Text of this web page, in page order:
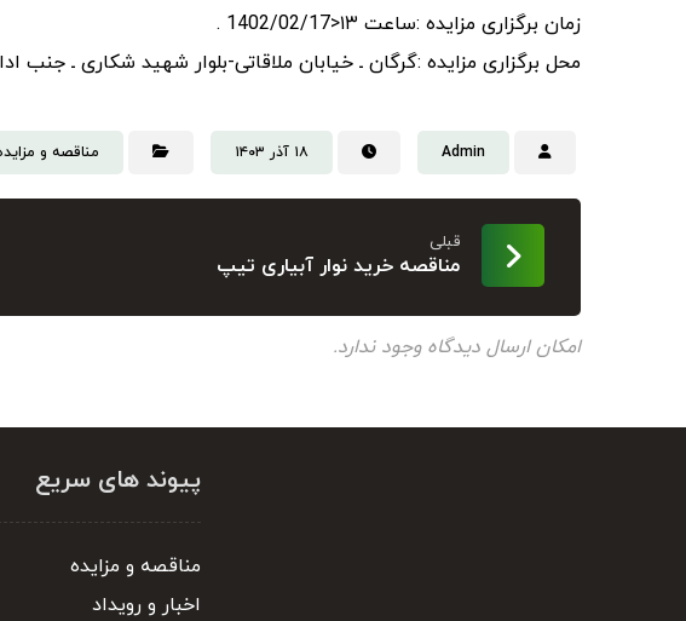
زمان برگزاری مزایده :ساعت ۱۳<1402/02/17 .
محل برگزاری مزایده :گرگان ـ خیابان ملاقاتی-بلوار شهید شکاری ـ
Admin ۱۸ آذر ۱۴۰۳ مناقصه و
قبلی
مناقصه خرید نوار آبیاری تیپ
امکان ارسال دیدگاه وجود ندارد.
پیوند های سریع
مناقصه و مزایده
اخبار و رویداد